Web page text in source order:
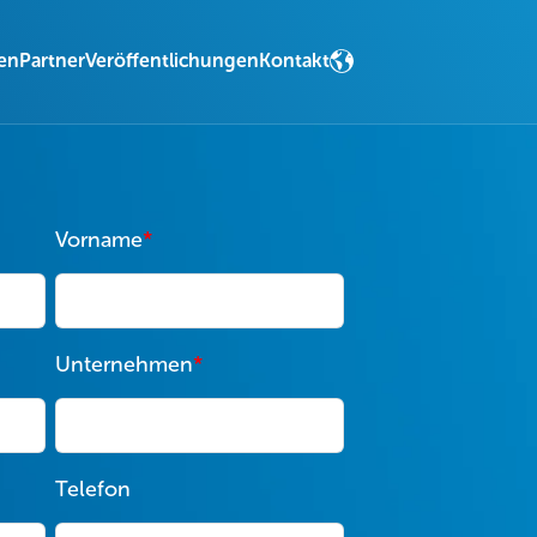
PartnerVeröffentlichungenKontakt
Vorname*
Unternehmen*
Telefon